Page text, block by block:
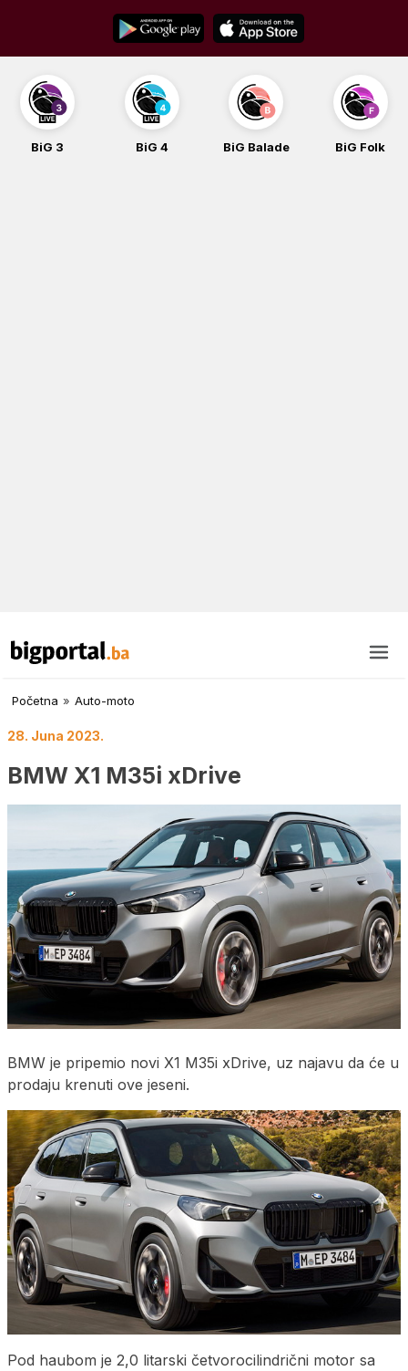
content
BiG 4 BiG Balade BiG Folk BiG iG
Početna » Auto-moto
28. Juna 2023.
BMW X1 M35i xDrive
BMW je pripemio novi X1 M35i xDrive, uz najavu da će u
prodaju krenuti ove jeseni.
Pod haubom je 2,0 litarski četvorocilindrični motor sa